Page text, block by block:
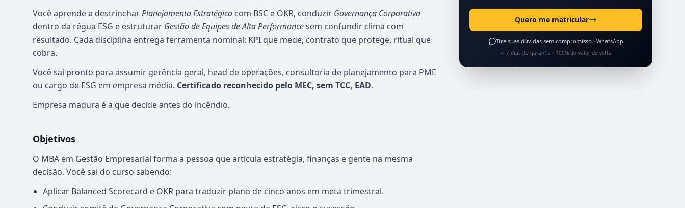
Você aprende a destrincharPlanejamento Estratégico com BSC e OKR, conduzir Governança Corporativa
dentro da régua ESG e estruturar Gestão de Equipes de Alta Performancesem confundir clima com
resultado. Cada disciplina entrega ferramenta nominal: KPI que mede, contrato que protege, ritual que
cobra.
Você sai pronto para assumir gerência geral, head de operações, consultoria de planejamento para PME
ou cargo de ESG em empresa média. Certificado reconhecido pelo MEC, sem TCC, EAD.
Empresa madura é a que decide antes do incêndio.
Objetivos
O MBA em Gestão Empresarial forma a pessoa que articula estratégia, finanças e gente na mesma
decisão. Você sai do curso sabendo:
Aplicar Balanced Scorecard e OKR para traduzir plano de cinco anos em meta trimestral.
Quero me matricular
Tire suas dúvidas sem compromisso · WhatsApp
✓ 7 dias de garantia · 100% do valor de volta